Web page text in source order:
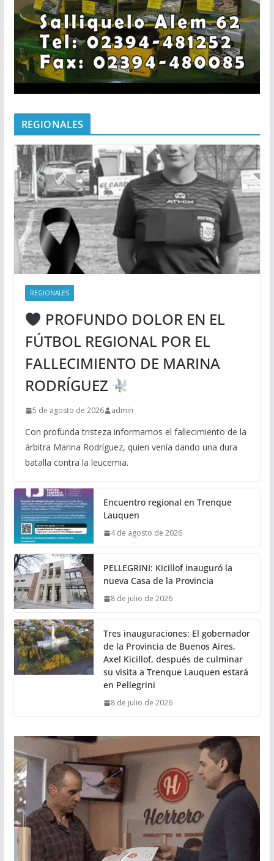
REGIONALES
REGIONALES
PROFUNDO DOLOR EN EL
FÚTBOL REGIONAL POR EL
FALLECIMIENTO DE MARINA
RODRÍGUEZ
5 de agosto de 2026 admin
Con profunda tristeza informamos el fallecimiento de la
árbitra Marina Rodríguez, quien venía dando una dura
batalla contra la leucemia.
Encuentro regional en Trenque
Lauquen
4 de agosto de 2026
PELLEGRINI: Kicillof inauguró la
nueva Casa de la Provincia
8 de julio de 2026
Tres inauguraciones: El gobernador
de la Provincia de Buenos Aires,
Axel Kicillof, después de culminar
su visita a Trenque Lauquen estará
en Pellegrini
8 de julio de 2026